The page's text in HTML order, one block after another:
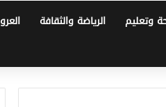
وتعليم الرياضة والثقافة